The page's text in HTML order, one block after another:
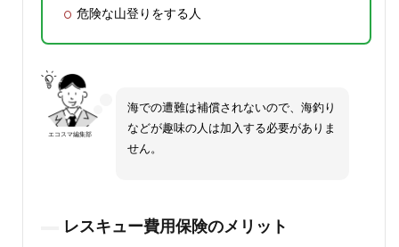
危険な山登りをする人
エコスマ編集部
海での遭難は補償されないので、海釣り
などが趣味の人は加入する必要がありま
せん。
レスキュー費用保険のメリット